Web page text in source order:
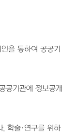
을 통하여 공공기
공기관에 정보공개
, 학술·연구를 위하